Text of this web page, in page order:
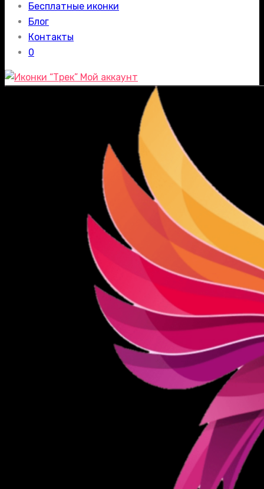
Бесплатные иконки
Блог
Контакты
0
Мой аккаунт